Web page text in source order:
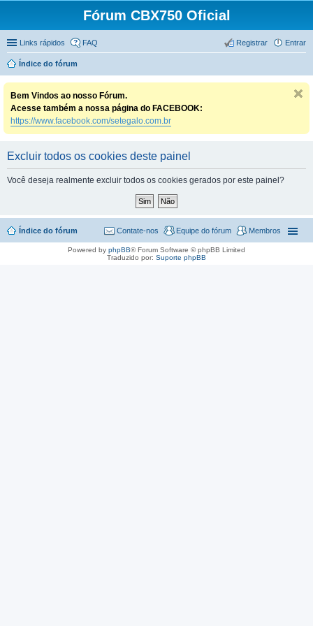
Fórum CBX750 Oficial
Links rápidos FAQ Entrar
Registrar
Índice do fórum
Bem Vindos ao nosso Fórum.
Acesse também a nossa página do FACEBOOK:
https://www.facebook.com/setegalo.com.br
Excluir todos os cookies deste painel
Você deseja realmente excluir todos os cookies gerados por este painel?
Índice do fórum Membros
Equipe do fórum
Contate-nos
Powered by phpBB® Forum Software © phpBB Limited
Traduzido por: Suporte phpBB